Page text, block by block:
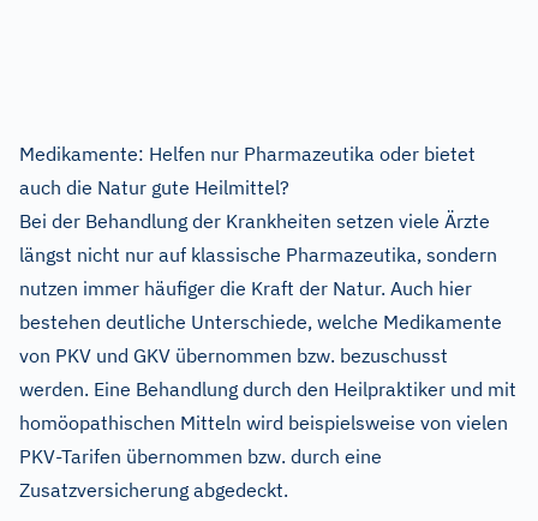
Medikamente: Helfen nur Pharmazeutika oder bietet
auch die Natur gute Heilmittel?
Bei der Behandlung der Krankheiten setzen viele Ärzte
längst nicht nur auf klassische Pharmazeutika, sondern
nutzen immer häufiger die Kraft der Natur. Auch hier
bestehen deutliche Unterschiede, welche Medikamente
von PKV und GKV übernommen bzw. bezuschusst
werden. Eine Behandlung durch den Heilpraktiker und mit
homöopathischen Mitteln wird beispielsweise von vielen
PKV-Tarifen übernommen bzw. durch eine
Zusatzversicherung abgedeckt.